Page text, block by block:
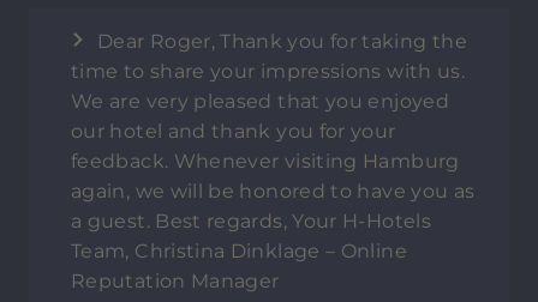
Dear Roger, Thank you for taking the
time to share your impressions with us.
We are very pleased that you enjoyed
our hotel and thank you for your
feedback. Whenever visiting Hamburg
again, we will be honored to have you as
a guest. Best regards, Your H-Hotels
Team, Christina Dinklage – Online
Reputation Manager